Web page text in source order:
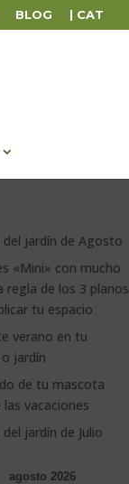
BLOG | CAT
del jardín de Agosto
«Mini» con mucho
regla de los 3 planos
tu espacio
verano en tu
jardín
de tu mascota
vacaciones
jardín de Julio
agosto 2026